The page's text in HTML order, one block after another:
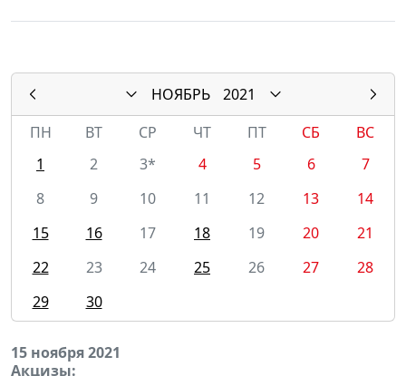
НОЯБРЬ
2021
ПН
ВТ СР ЧТ ПТ СБ
ВС
1
2 3* 4 5 6
7
8
9 10 11 12 13
14
15
16 17 18 19 20
21
22
23 24 25 26 27
28
29
30
15 ноября 2021
Акцизы: